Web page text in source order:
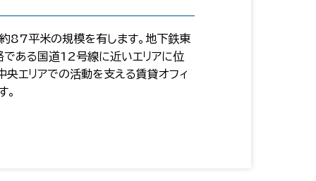
87平米の規模を有します。地下鉄東
ある国道12号線に近いエリアに位
エリアでの活動を支える賃貸オフィ
。